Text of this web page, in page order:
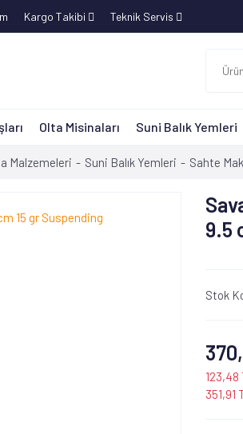
Kargo Takibi Teknik Servis
Olta Misinaları Suni Balık Yemleri
Malzemeleri Suni Balık Yemleri Sahte
9.5
Stok
123,48
351,91